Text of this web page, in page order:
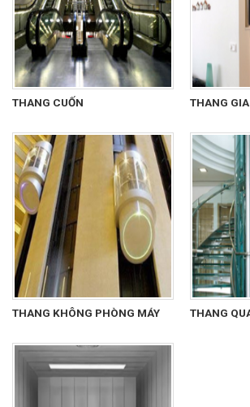
THANG CUỐN THANG
THANG KHÔNG PHÒNG MÁY THANG